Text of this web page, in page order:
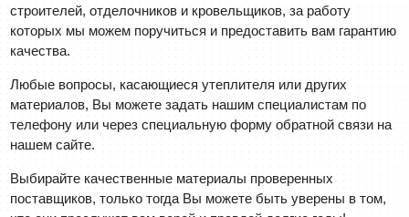
строителей, отделочников и кровельщиков, за работу
которых мы можем поручиться и предоставить вам гарантию
качества.
Любые вопросы, касающиеся утеплителя или других
материалов, Вы можете задать нашим специалистам по
телефону или через специальную форму обратной связи на
нашем сайте.
Выбирайте качественные материалы проверенных
поставщиков, только тогда Вы можете быть уверены в том,